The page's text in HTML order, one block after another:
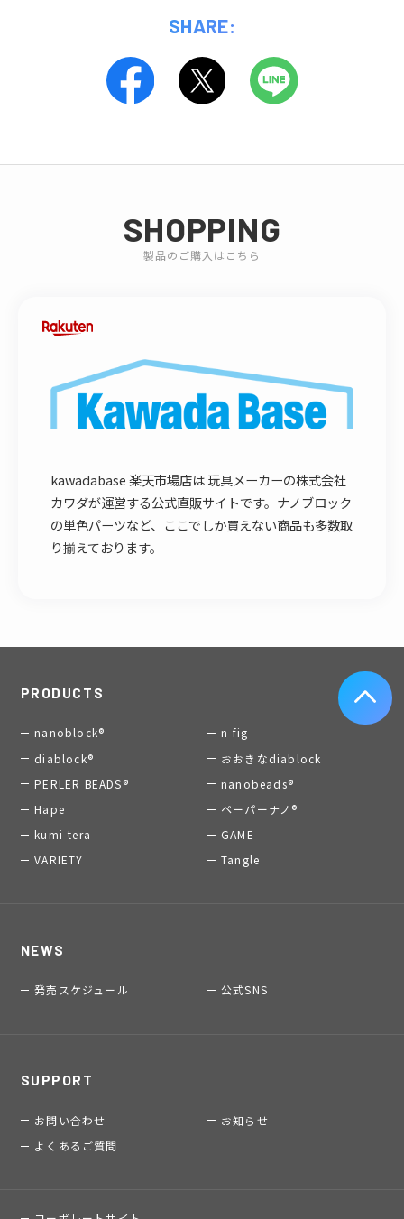
SHARE:
SHOPPING
製品のご購入はこちら
kawadabase 楽天市場店は 玩具メーカーの株式会社
カワダが運営する公式直販サイトです。ナノブロック
の単色パーツなど、ここでしか買えない商品も多数取
り揃えております。
PRODUCTS
nanoblock®
n-fig
diablock®
おおきなdiablock
PERLER BEADS®
nanobeads®
Hape
ペーパーナノ®
kumi-tera
GAME
VARIETY
Tangle
NEWS
発売スケジュール 公式SNS
SUPPORT
お問い合わせ
お知らせ
よくあるご質問